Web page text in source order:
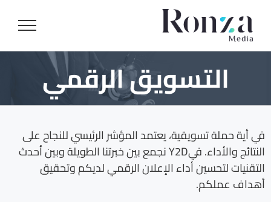
content
التسويق الرقمي
في أية حملة تسويقية، يعتمد المؤشر الرئيسي للنجاح على
النتائج والأداء. فيY2D نجمع بين خبرتنا الطويلة وبين أحدث
التقنيات لتحسين أداء الإعلان الرقمي لديكم وتحقيق
أهداف عملكم.